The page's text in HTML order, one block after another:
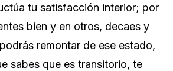
tu satisfacción interior; por
bien y en otros, decaes y
remontar de ese estado,
sabes que es transitorio, te